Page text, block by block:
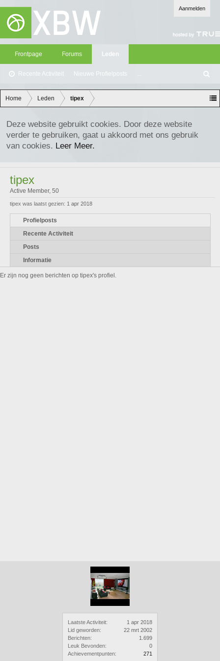
Aanmelden
Frontpage Forums Leden
Recente Activiteit Nieuwe Profielposts ...
oe
ke
n
Home Leden tipex
Deze website gebruikt cookies. Door deze website
verder te gebruiken, gaat u akkoord met ons gebruik
van cookies. Leer Meer.
Laatste Activiteit:
1 apr 2018
Lid geworden:
22 mrt 2002
Berichten:
1.699
Leuk Bevonden:
0
Achievementpunten:
271
tipex
Active Member, 50
tipex was laatst gezien: 1 apr 2018
Profielposts
Recente Activiteit
Posts
Informatie
Er zijn nog geen berichten op tipex's profiel.